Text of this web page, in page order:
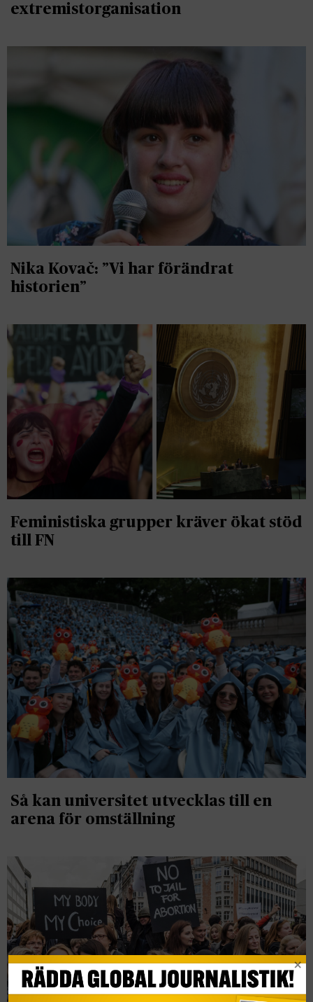
extremistorganisation
Nika Kovač: ”Vi har förändrat
historien”
Feministiska grupper kräver ökat stöd
till FN
Så kan universitet utvecklas till en
arena för omställning